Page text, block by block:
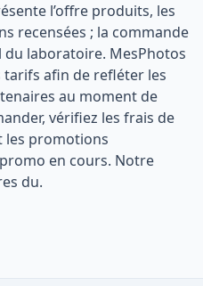
l’offre produits, les
recensées ; la commande
laboratoire. MesPhotos
afin de refléter les
au moment de
vérifiez les frais de
les promotions
en cours. Notre
du.